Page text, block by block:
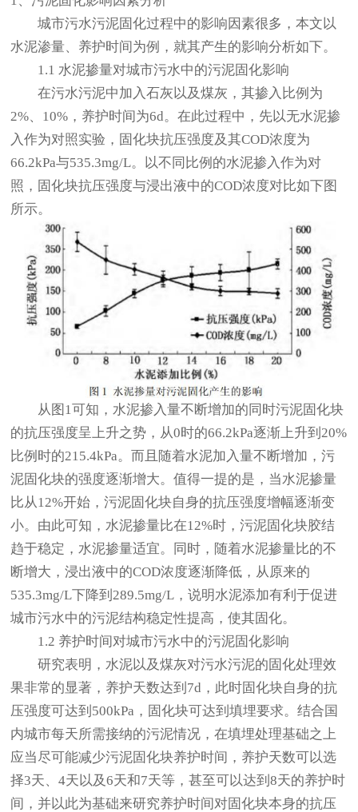
城市污水污泥固化过程中的影响因素很多，本文以
水泥渗量、养护时间为例，就其产生的影响分析如下。
1.1 水泥掺量对城市污水中的污泥固化影响
在污水污泥中加入石灰以及煤灰，其掺入比例为
2%、10%，养护时间为6d。在此过程中，先以无水泥掺
入作为对照实验，固化块抗压强度及其COD浓度为
66.2kPa与535.3mg/L。以不同比例的水泥掺入作为对
照，固化块抗压强度与浸出液中的COD浓度对比如下图
所示。
从图1可知，水泥掺入量不断增加的同时污泥固化块
的抗压强度呈上升之势，从0时的66.2kPa逐渐上升到20%
比例时的215.4kPa。而且随着水泥加入量不断增加，污
泥固化块的强度逐渐增大。值得一提的是，当水泥掺量
比从12%开始，污泥固化块自身的抗压强度增幅逐渐变
小。由此可知，水泥掺量比在12%时，污泥固化块胶结
趋于稳定，水泥掺量适宜。同时，随着水泥掺量比的不
断增大，浸出液中的COD浓度逐渐降低，从原来的
535.3mg/L下降到289.5mg/L，说明水泥添加有利于促进
城市污水中的污泥结构稳定性提高，使其固化。
1.2 养护时间对城市污水中的污泥固化影响
研究表明，水泥以及煤灰对污水污泥的固化处理效
果非常的显著，养护天数达到7d，此时固化块自身的抗
压强度可达到500kPa，固化块可达到填埋要求。结合国
内城市每天所需接纳的污泥情况，在填埋处理基础之上
应当尽可能减少污泥固化块养护时间，养护天数可以选
择3天、4天以及6天和7天等，甚至可以达到8天的养护时
间，并以此为基础来研究养护时间对固化块本身的抗压